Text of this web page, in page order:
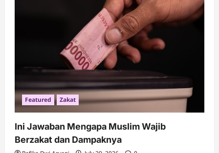
Featured Zakat
Ini Jawaban Mengapa Muslim Wajib
Berzakat dan Dampaknya